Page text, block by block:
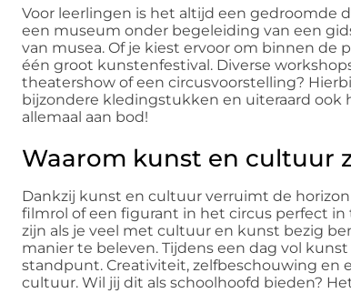
Voor leerlingen is het altijd een gedroomde
een museum onder begeleiding van een
van musea. Of je kiest ervoor om binnen de
één groot kunstenfestival. Diverse
theatershow of een circusvoorstelling?
bijzondere kledingstukken en uiteraard ook
allemaal aan bod!
Waarom kunst en cultuur
Dankzij kunst en cultuur verruimt de
filmrol of een figurant in het circus perfect
zijn als je veel met cultuur en kunst bezig
manier te beleven. Tijdens een dag vol
standpunt. Creativiteit, zelfbeschouwing en
cultuur. Wil jij dit als schoolhoofd bieden?